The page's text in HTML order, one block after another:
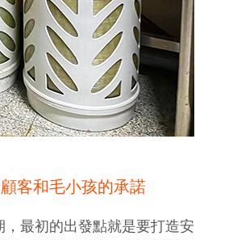
客和毛小孩的承諾
，最初的出發點就是要打造安